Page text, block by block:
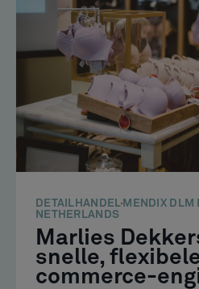
DETAILHANDEL MENDIX DLM
NETHERLANDS
Marlies
snelle,
commerce-